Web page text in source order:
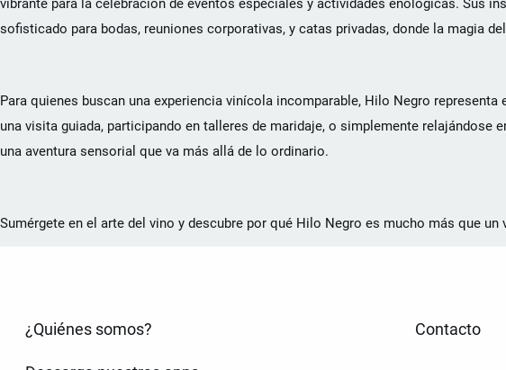
vibrante para la celebración de eventos especiales y actividades enológicas. Sus
sofisticado para bodas, reuniones corporativas, y catas privadas, donde la magia
Para quienes buscan una experiencia vinícola incomparable, Hilo Negro
una visita guiada, participando en talleres de maridaje, o simplemente relajándose
una aventura sensorial que va más allá de lo ordinario.
Sumérgete en el arte del vino y descubre por qué Hilo Negro es mucho más que
¿Quiénes somos? Contacto